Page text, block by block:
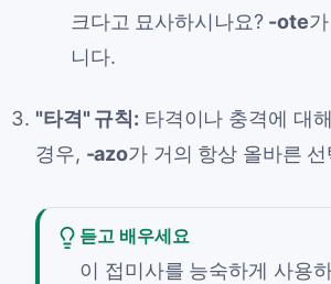
크다고 묘사하시나요? -ote
니다.
"타격" 규칙: 타격이나 충격에 대
경우, -azo가 거의 항상 올바른
듣고 배우세요
이 접미사를 능숙하게 사용